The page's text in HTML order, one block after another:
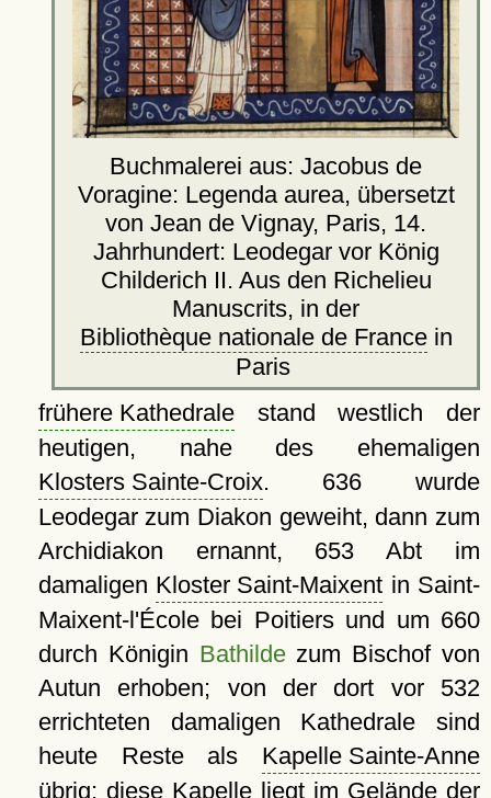
Buchmalerei aus: Jacobus de
Voragine: Legenda aurea, übersetzt
von Jean de Vignay, Paris, 14.
Jahrhundert: Leodegar vor König
Childerich II. Aus den Richelieu
Manuscrits, in der
Bibliothèque nationale de Francein
Paris
frühere Kathedralestand westlich der
heutigen, nahe des ehemaligen
Klosters Sainte-Croix. 636 wurde
Leodegar zum Diakon geweiht, dann zum
Archidiakon ernannt, 653 Abt im
damaligen Kloster Saint-Maixent in Saint-
Maixent-l'École bei Poitiers und um 660
durch Königin Bathildezum Bischof von
Autun erhoben; von der dort vor 532
errichteten damaligen Kathedrale sind
heute Reste als Kapelle Sainte-Anne
übrig; diese Kapelle liegt im Gelände der